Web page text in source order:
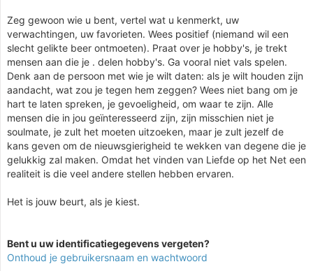
Zeg gewoon wie u bent, vertel wat u kenmerkt, uw
verwachtingen, uw favorieten. Wees positief (niemand wil een
slecht gelikte beer ontmoeten). Praat over je hobby's, je trekt
mensen aan die je . delen hobby's. Ga vooral niet vals spelen.
Denk aan de persoon met wie je wilt daten: als je wilt houden zijn
aandacht, wat zou je tegen hem zeggen? Wees niet bang om je
hart te laten spreken, je gevoeligheid, om waar te zijn. Alle
mensen die in jou geïnteresseerd zijn, zijn misschien niet je
soulmate, je zult het moeten uitzoeken, maar je zult jezelf de
kans geven om de nieuwsgierigheid te wekken van degene die je
gelukkig zal maken. Omdat het vinden van Liefde op het Net een
realiteit is die veel andere stellen hebben ervaren.
Het is jouw beurt, als je kiest.
Bent u uw identificatiegegevens vergeten?
Onthoud je gebruikersnaam en wachtwoord